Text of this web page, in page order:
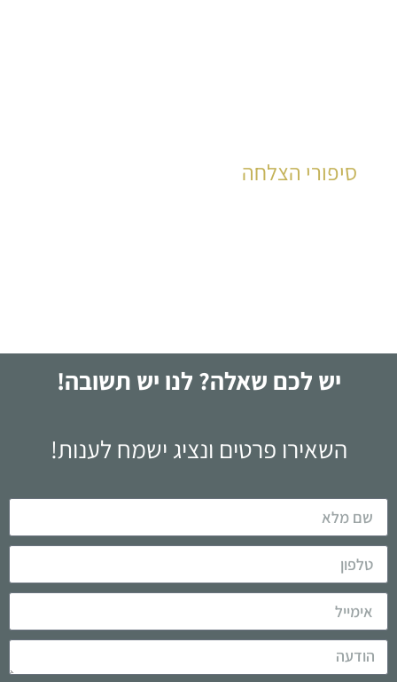
סיפורי הצלחה
יש לכם שאלה? לנו יש תשובה!
השאירו פרטים ונציג ישמח לענות!